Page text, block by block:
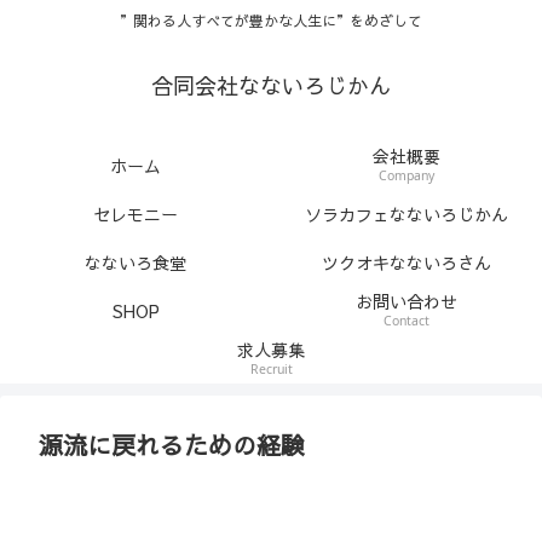
”関わる人すべてが豊かな人生に”をめざして
合同会社なないろじかん
ホーム 会社概要
Company
セレモニー
ソラカフェなないろじかん
なないろ食堂
ツクオキなないろさん
SHOP
お問い合わせ
Contact
求人募集
Recruit
源流に戻れるための経験